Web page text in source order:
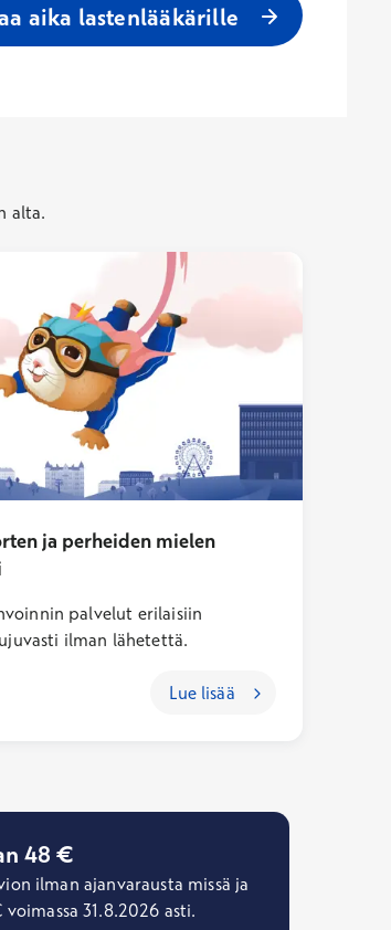
aika lastenlääkärille
alta.
ja perheiden mielen
palvelut erilaisiin
ilman lähetettä.
Lue lisää
48 €
ilman ajanvarausta missä ja
31.8.2026 asti.